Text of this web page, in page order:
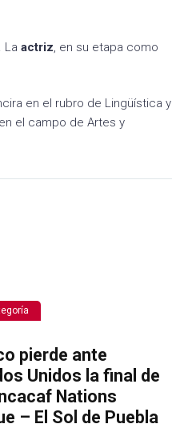
La actriz, en su etapa como
en el rubro de Lingüística y
el campo de Artes y
pierde ante
Unidos la final de
Nations
– El Sol de Puebla